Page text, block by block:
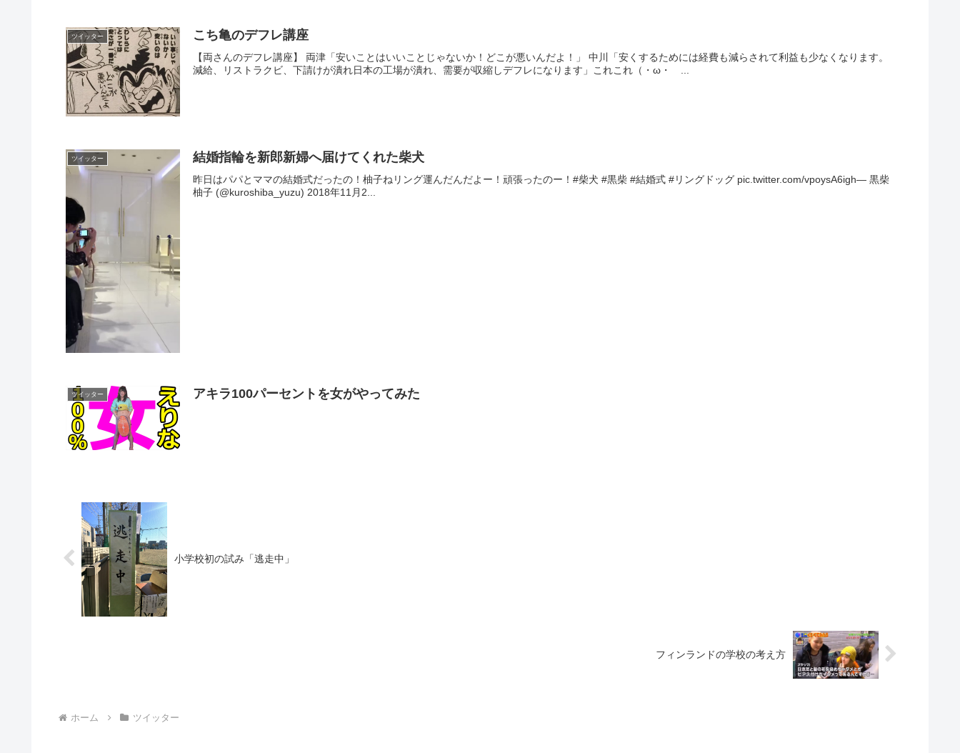
ツイッター こち亀のデフレ講座
【両さんのデフレ講座】 両津「安いことはいいことじゃないか！どこが悪いんだよ！」 中川「安くするためには経費も減らされて利益も少なくなります。
減給、リストラクビ、下請けが潰れ日本の工場が潰れ、需要が収縮しデフレになります」これこれ（・ω・ ...
ツイッター 結婚指輪を新郎新婦へ届けてくれた柴犬
昨日はパパとママの結婚式だったの！柚子ねリング運んだんだよー！頑張ったのー！#柴犬 #黒柴 #結婚式 #リングドッグ pic.twitter.com/vpoysA6igh— 黒柴
柚子 (@kuroshiba_yuzu) 2018年11月2...
ツイッター アキラ100パーセントを女がやってみた
小学校初の試み「逃走中」
フィンランドの学校の考え方
ホーム ツイッター